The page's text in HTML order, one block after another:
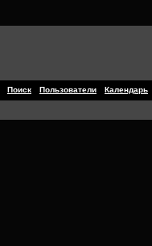
Поиск Пользователи Календарь